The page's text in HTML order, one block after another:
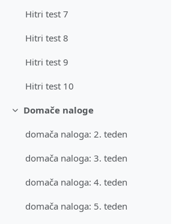
Hitri test 7
Hitri test 8
Hitri test 9
Hitri test 10
Свернуть
Domače naloge
domača naloga: 2. teden
domača naloga: 3. teden
domača naloga: 4. teden
domača naloga: 5. teden